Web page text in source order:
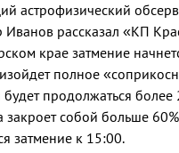
астрофизический
Иванов рассказал «КП
крае затмение
полное
продолжаться более
закроет собой больше
затмение к 15:00.